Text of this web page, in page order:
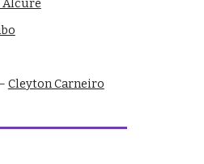
Alcure
Cleyton Carneiro